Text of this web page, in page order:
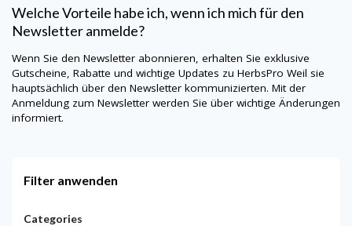
Welche Vorteile habe ich, wenn ich mich für den
Newsletter anmelde?
Wenn Sie den Newsletter abonnieren, erhalten Sie exklusive
Gutscheine, Rabatte und wichtige Updates zu HerbsPro Weil sie
hauptsächlich über den Newsletter kommunizierten. Mit der
Anmeldung zum Newsletter werden Sie über wichtige Änderungen
informiert.
Filter anwenden
Categories